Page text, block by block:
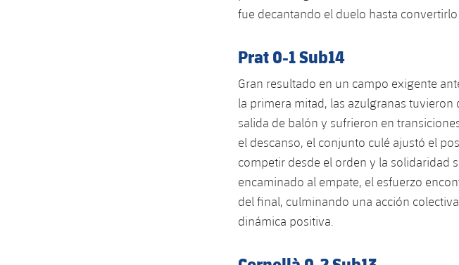
fue decantando el duelo hasta
Prat 0-1 Sub14
Gran resultado en un campo exigente
la primera mitad, las azulgranas
salida de balón y sufrieron en
el descanso, el conjunto culé ajustó el
competir desde el orden y la solidaridad
encaminado al empate, el esfuerzo
del final, culminando una acción
dinámica positiva.